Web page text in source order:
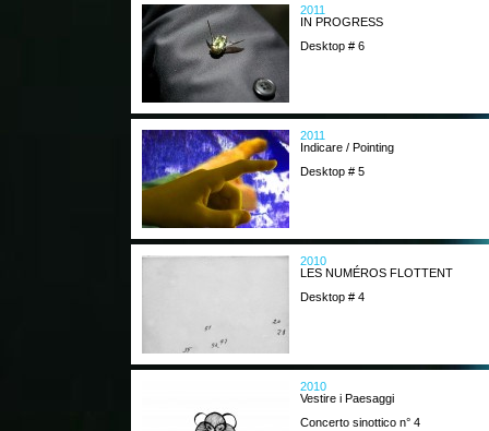
2011
IN PROGRESS
Desktop # 6
2011
Indicare / Pointing
Desktop # 5
2010
LES NUMÉROS FLOTTENT
Desktop # 4
2010
Vestire i Paesaggi
Concerto sinottico n° 4